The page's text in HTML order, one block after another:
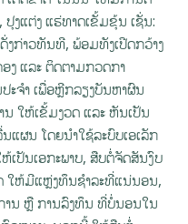
ງແຕ່ງ ແຮ່ທາດເຂັ້ມຂຸ້ນ ເຊັ່ນ:
ງກ່າວທັນທີ, ພ້ອມທັງເປີດກວ້າງ
ງ ແລະ ຕິດຕາມກວດກາ
ະຈໍາ ເພື່ອຫຼີກລຽງບັນຫາຜົນ
ໃຫ້ເຂັ້ມງວດ ແລະ ຫັນເປັນ
ຜນ ໂດຍນໍາໃຊ້ລະບົບເອເລັກ
ເປັນເອກະພາບ, ສືບຕໍ່ຈັດສັນງົບ
ໃຫ້ມີແຫຼ່ງທຶນຊໍາລະທີ່ແນ່ນອນ,
ານ ຫຼື ການລົງທຶນ ທີ່ບໍ່ນອນໃນ